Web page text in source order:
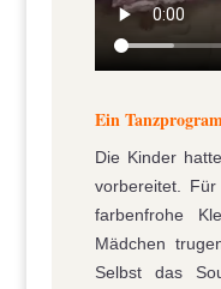
Ein
Die Kinder
vorbereitet.
farbenfrohe
Mädchen
Selbst das